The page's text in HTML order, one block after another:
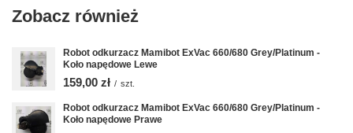
Zobacz również
Robot odkurzacz Mamibot ExVac 660/680 Grey/Platinum -
Koło napędowe Lewe
159,00 zł / szt.
Robot odkurzacz Mamibot ExVac 660/680 Grey/Platinum -
Koło napędowe Prawe